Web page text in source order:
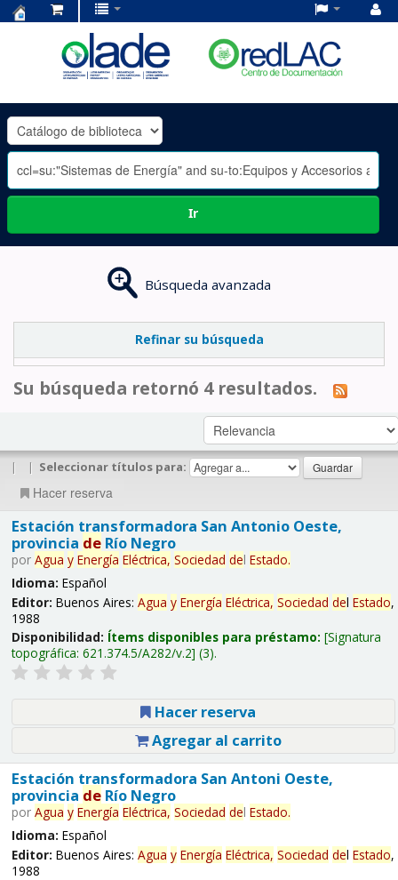
OLADE
-
Ir
Búsqueda avanzada
Refinar su búsqueda
Su búsqueda retornó 4 resultados.
| | Seleccionar títulos para:
Hacer reserva
Estación transformadora San Antonio Oeste,
provincia deRío Negro
por Agua y Energía Eléctrica, Sociedad del Estado.
Idioma: Español
Editor: Buenos Aires: Agua y Energía Eléctrica, Sociedad del Estado,
1988
Disponibilidad: Ítems disponibles para préstamo: Signatura
topográfica: 621.374.5/A282/v.2 (3).
Hacer reserva
Agregar al carrito
Estación transformadora San Antoni Oeste,
provincia deRío Negro
por Agua y Energía Eléctrica, Sociedad del Estado.
Idioma: Español
Editor: Buenos Aires: Agua y Energía Eléctrica, Sociedad del Estado,
1988